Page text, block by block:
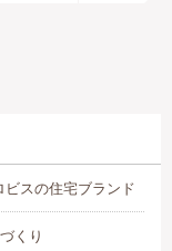
スの住宅ブランド
くり